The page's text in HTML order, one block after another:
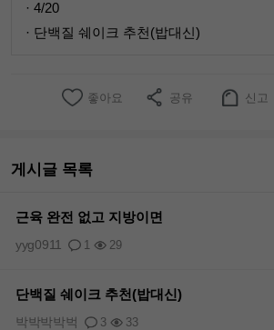
· 4/20
· 단백질 쉐이크 추천(밥대신)
좋아요 공유 신고
게시글 목록
근육 완전 없고 지방이면
1 29
yyg0911
단백질 쉐이크 추천(밥대신)
3 33
박박박박벅